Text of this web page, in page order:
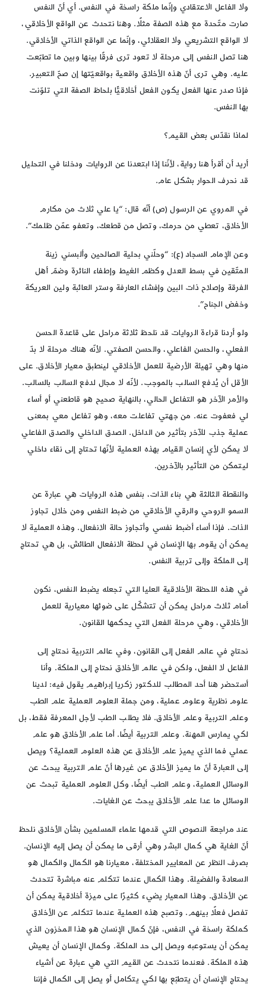
ولا الفاعل الاعتقادي وإنّما ملكة راسخة في النفس. أي أنّ النفس
صارت متّحدة مع هذه الصفة مثلًا. وهنا نتحدث عن الواقع الأخلاقي،
لا الواقع التشريعي ولا العقلائي، وإنّما عن الواقع الذاتي الأخلاقي.
هنا تصل النفس إلى مرحلة لا تعود ترى فرقًا بينها وبين ما تطبّعت
عليه. وهي ترى أنّ هذه الأخلاق واقعية بواقعيّتها إن صحّ التعبير.
فإذا صدر عنها الفعل يكون الفعل أخلاقيًّا بلحاظ الصفة التي تلوّنت
بها النفس.
لماذا نقدّس بعض القيم؟
أريد أن أقرأ هنا رواية، لأنّنا إذا ابتعدنا عن الروايات ودخلنا في التحليل
قد نحرف الحوار بشكل عام.
في المروي عن الرسول (ص) أنّه قال: “يا علي ثلاث من مكارم
الأخلاق، تعطي من حرمك، وتصل من قطعك، وتعفو عمّن ظلمك”.
وعن الإمام السجاد (ع): “وحلّني بحلية الصالحين وألبسني زينة
المتّقين في بسط العدل وكظم الغيط وإطفاء النائرة وضمّ أهل
الفرقة وإصلاح ذات البين وإفشاء العارفة وستر العائبة ولين العريكة
وخفض الجناح”.
ولو أردنا قراءة الروايات قد نلحظ ثلاثة مراحل على قاعدة الحسن
الفعلي، والحسن الفاعلي، والحسن الصفتي. لأنّه هناك مرحلة لا بدّ
منها وهي تهيئة الأرضية للعمل الأخلاقي لينطبق معيار الأخلاق. على
الأقل أن يُدفع السالب بالموجب. لأنّه لا مجال لدفع السالب بالسالب.
والأمر الآخر هو التفاعل الحالي، بالنهاية صحيح هو قاطعني أو أساء
لي فعفوت عنه. من جهتي تفاعلت معه، وهو تفاعل معي بمعنى
عملية جذب للآخر بتأثير من الداخل. الصدق الداخلي والصدق الفاعلي
لا يمكن لأي إنسان القيام بهذه العملية لأنّها تحتاج إلى نقاء داخلي
ليتمكن من التأثير بالآخرين.
والنقطة الثالثة هي بناء الذات، بنفس هذه الروايات هي عبارة عن
السمو الروحي والرقي الأخلاقي من ضبط النفس ومن خلال تجاوز
الذات. فإذا أساء أضبط نفسي وأتجاوز حالة الانفعال. وهذه العملية لا
يمكن أن يقوم بها الإنسان في لحظة الانفعال الطائش، بل هي تحتاج
إلى الملكة وإلى تربية النفس.
في هذه اللحظة الأخلاقية العليا التي تجعله يضبط النفس، نكون
أمام ثلاث مراحل يمكن أن تتشكّل على ضوئها معيارية للعمل
الأخلاقي، وهي مرحلة الفعل التي يحكمها القانون.
نحتاج في عالم الفعل إلى القانون، وفي عالم التربية نحتاج إلى
الفاعل لا الفعل، ولكن في عالم الأخلاق نحتاج إلى الملكة. وأنا
أستحضر هنا أحد المطالب للدكتور زكريا إبراهيم يقول فيه: لدينا
علوم نظرية وعلوم عملية، ومن جملة العلوم العملية علم الطب
وعلم التربية وعلم الأخلاق. فلا يطلب الطب لأجل المعرفة فقط، بل
لكي يمارس المهنة. وعلم التربية أيضًا. أما علم الأخلاق هو علم
عملي فما الذي يميز علم الأخلاق عن هذه العلوم العملية؟ ويصل
إلى العبارة أنّ ما يميز الأخلاق عن غيرها أنّ علم التربية يبحث عن
الوسائل العملية، وعلم الطب أيضًا، وكل العلوم العملية تبحث عن
الوسائل ما عدا علم الأخلاق يبحث عن الغايات.
عند مراجعة النصوص التي قدمها علماء المسلمين بشأن الأخلاق نلحظ
أنّ الغاية هي كمال البشر وهي أرقى ما يمكن أن يصل إليه الإنسان.
بصرف النظر عن المعايير المختلفة، معيارنا هو الكمال والكمال هو
السعادة والفضيلة. وهذا الكمال عندما تتكلم عنه مباشرة تتحدث
عن الأخلاق. وهذا المعيار يضيء كثيرًا على ميزة أخلاقية يمكن أن
تفصل فعلًا بينهم. وتصبح هذه العملية عندما تتكلم عن الأخلاق
كملكة راسخة في النفس، فإنّ كمال الإنسان هو هذا المخزون الذي
يمكن أن يستوعبه ويصل إلى حد الملكة. وكمال الإنسان أن يعيش
هذه الملكة. فعندما نتحدث عن القيم التي هي عبارة عن أشياء
يحتاج الإنسان أن يتطبّع بها لكي يتكامل أو يصل إلى الكمال فإننا